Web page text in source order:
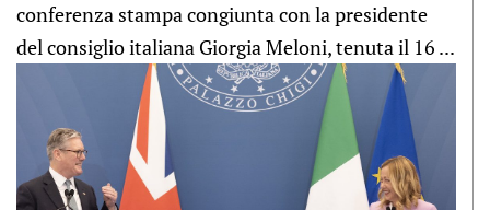
conferenza stampa congiunta con la presidente
del consiglio italiana Giorgia Meloni, tenuta il 16 ...